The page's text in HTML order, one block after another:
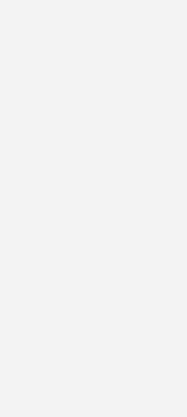
die uns mit der Borussia verbinden.
für dieses Engagement auch eine
von Reflex Winkelmann.